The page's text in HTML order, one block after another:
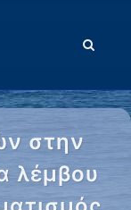
στην
λέμβου